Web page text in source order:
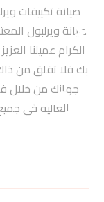
صيانة ويرلبول
الكرام عميلنا
بك فلا تقلق من
جهازك من خلال
العاليه فى